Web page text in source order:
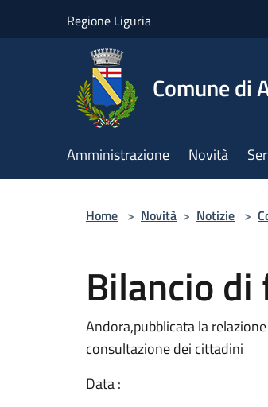
Regione Liguria
Comune di
Amministrazione Novità
Home > Novità > Notizie >
Bilancio
Andora,pubblicata la
consultazione dei cittadini
Data :